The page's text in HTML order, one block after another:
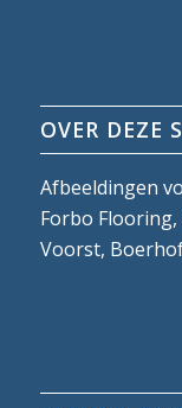
OVER DEZE
Afbeeldingen
Forbo
Voorst,